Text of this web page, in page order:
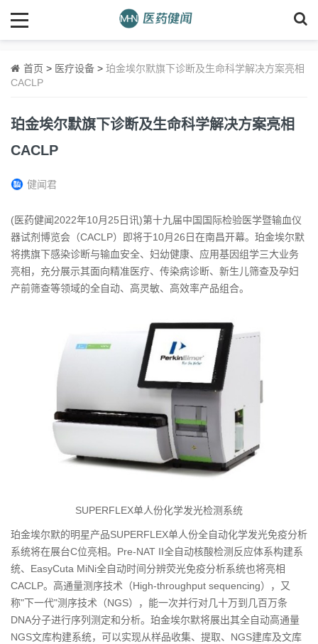
首页 > 医疗设备 > 珀金埃尔默旗下诊断及生命科学解决方案亮相
CACLP
珀金埃尔默旗下诊断及生命科学解决方案亮相
CACLP
健闻君
(医药健闻2022年10月25日讯)第十九届中国国际检验医学暨输血仪
器试剂博览会（CACLP）即将于10月26日在南昌开幕。珀金埃尔默
将携旗下感染诊断与输血安全、妇幼健康、应用基因组学三大业务
亮相，充分展示其面向精准医疗、传染病诊断、新生儿筛查及孕妇
产前筛查等领域的全自动、高灵敏、高效率产品组合。
SUPERFLEX单人份化学发光检测系统
珀金埃尔默的明星产品SUPERFLEX单人份全自动化学发光免疫分析
系统将在展台C位亮相。Pre-NAT II全自动核酸检测反应体系构建系
统、EasyCuta MiNi全自动时间分辨荧光免疫分析系统也将亮相
CACLP。高通量测序技术（High-throughput sequencing），又
称"下一代"测序技术（NGS），能一次并行对几十万到几百万条
DNA分子进行序列测定和分析。珀金埃尔默将展出其全自动高通量
NGS文库构建系统，可以实现从样品收集、提取、NGS建库及文库